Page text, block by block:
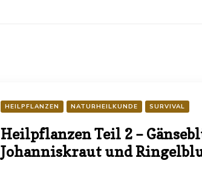
HEILPFLANZEN NATURHEILKUNDE SURVIVAL
Heilpflanzen Teil 2 –
Johanniskraut und